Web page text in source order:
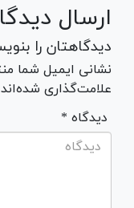
ارسال
دیدگاهتان را
نشانی ایمیل شما
علامت‌گذاری
* دیدگاه